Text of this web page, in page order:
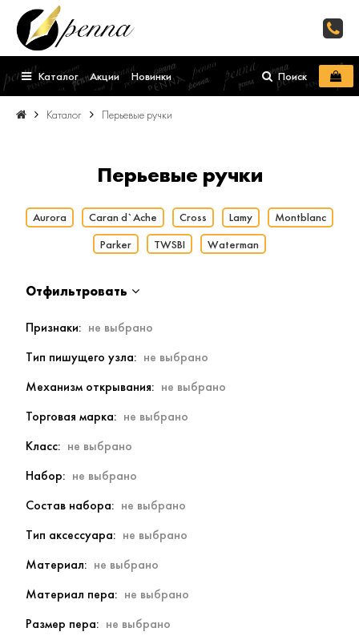
Каталог Акции Новинки Поиск
Каталог Перьевые ручки
Перьевые ручки
Aurora Caran d`Ache Cross Lamy
Montblanc
Parker
TWSBI Waterman
Отфильтровать
Признаки
Тип пишущего узла
Механизм открывания
Торговая марка
Класс
Набор
Состав набора
Тип аксессуара
Материал
Материал пера
Размер пера